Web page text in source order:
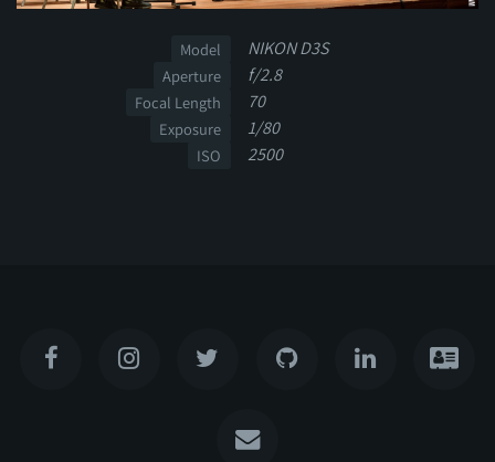
Model NIKON D3S
Aperture f/2.8
Focal Length 70
Exposure 1/80
ISO 2500